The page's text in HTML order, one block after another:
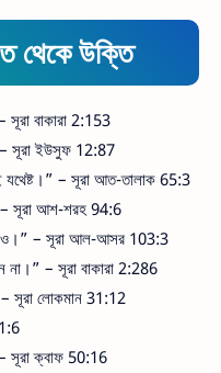
থেকে উক্তি
সূরা বাকারা 2:153
– সূরা ইউসুফ 12:87
যথেষ্ট।” – সূরা আত-তালাক 65:3
– সূরা আশ-শরহ 94:6
– সূরা আল-আসর 103:3
না।” – সূরা বাকারা 2:286
সূরা লোকমান 31:12
– সূরা ক্বাফ 50:16